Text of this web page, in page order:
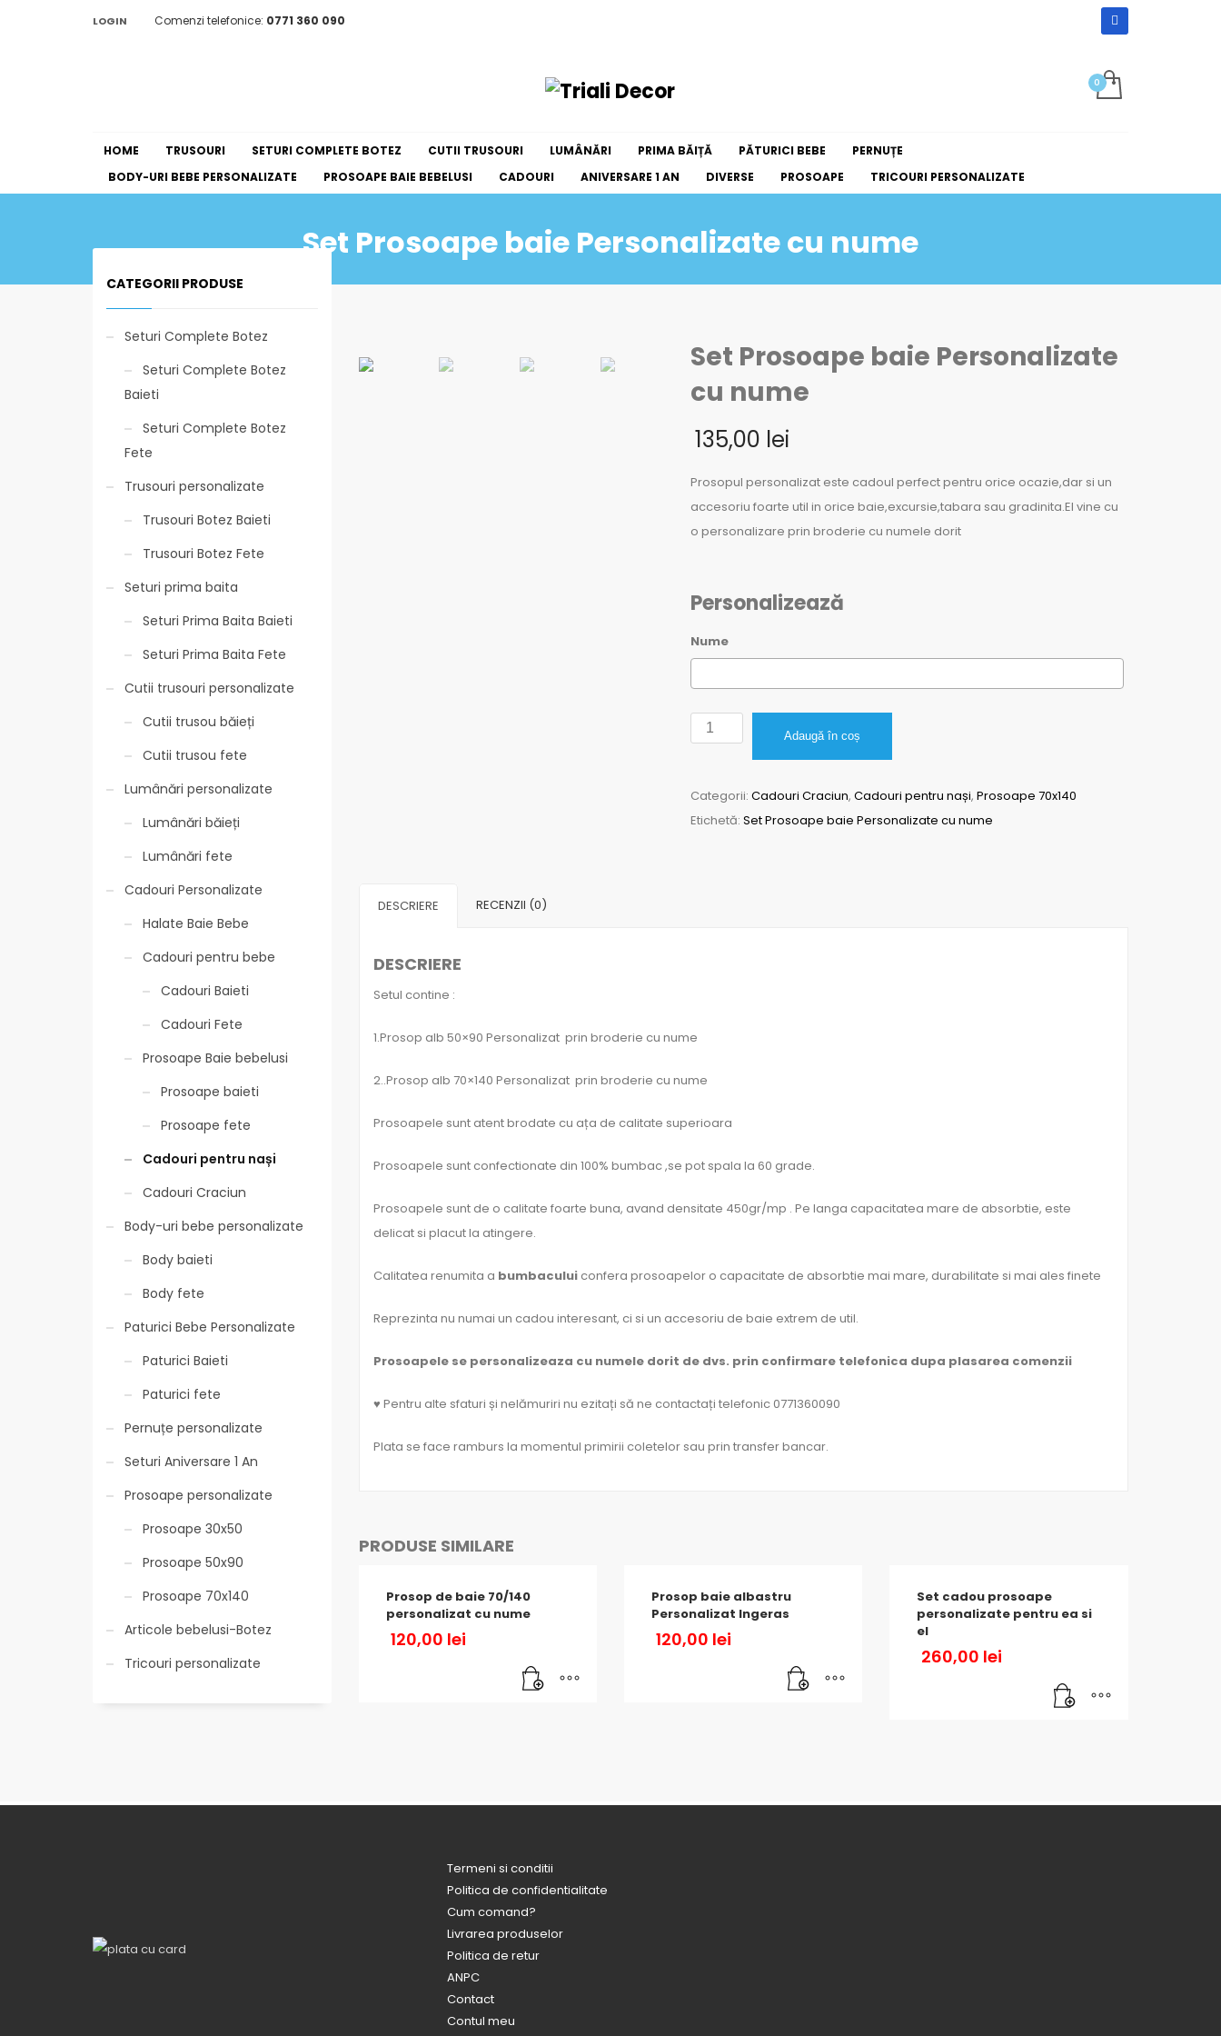
LOGIN Comenzi telefonice: 0771 360 090
HOME TRUSOURI SETURI COMPLETE BOTEZ CUTII TRUSOURI LUMÂNĂRI PRIMA BĂIȚĂ PĂTURICI BEBE
PERNUȚE
BODY-URI BEBE PERSONALIZATE
PROSOAPE BAIE BEBELUSI CADOURI ANIVERSARE 1 AN DIVERSE PROSOAPE TRICOURI PERSONALIZATE
Set Prosoape baie Personalizate cu nume
Set Prosoape baie Personalizate
cu nume
135,00 lei
Prosopul personalizat este cadoul perfect pentru orice ocazie,dar si un
accesoriu foarte util in orice baie,excursie,tabara sau gradinita.El vine cu
o personalizare prin broderie cu numele dorit
Personalizează
Nume
Cantitate
Set
baie
Personalizate
Adaugă în coș
Categorii:Cadouri Craciun,Cadouri pentru nași,Prosoape 70x140
Etichetă:Set Prosoape baie Personalizate cu nume
DESCRIERE RECENZII (0)
DESCRIERE
Setul contine :
1.Prosop alb 50×90 Personalizat prin broderie cu nume
2..Prosop alb 70×140 Personalizat prin broderie cu nume
Prosoapele sunt atent brodate cu ața de calitate superioara
Prosoapele sunt confectionate din 100% bumbac ,se pot spala la 60 grade.
Prosoapele sunt de o calitate foarte buna, avand densitate 450gr/mp . Pe langa capacitatea mare de absorbtie, este
delicat si placut la atingere.
Calitatea renumita a bumbacului confera prosoapelor o capacitate de absorbtie mai mare, durabilitate si mai ales finete
Reprezinta nu numai un cadou interesant, ci si un accesoriu de baie extrem de util.
Prosoapele se personalizeaza cu numele dorit de dvs. prin confirmare telefonica dupa plasarea comenzii
♥ Pentru alte sfaturi și nelămuriri nu ezitați să ne contactați telefonic 0771360090
Plata se face ramburs la momentul primirii coletelor sau prin transfer bancar.
PRODUSE SIMILARE
Prosop de baie 70/140
personalizat cu nume
120,00 lei
Prosop baie albastru
Personalizat Ingeras
120,00 lei
Set cadou prosoape
personalizate pentru ea si
el
260,00 lei
CATEGORII PRODUSE
Seturi Complete Botez
Seturi Complete Botez
Baieti
Seturi Complete Botez
Fete
Trusouri personalizate
Trusouri Botez Baieti
Trusouri Botez Fete
Seturi prima baita
Seturi Prima Baita Baieti
Seturi Prima Baita Fete
Cutii trusouri personalizate
Cutii trusou băieți
Cutii trusou fete
Lumânări personalizate
Lumânări băieți
Lumânări fete
Cadouri Personalizate
Halate Baie Bebe
Cadouri pentru bebe
Cadouri Baieti
Cadouri Fete
Prosoape Baie bebelusi
Prosoape baieti
Prosoape fete
Cadouri pentru nași
Cadouri Craciun
Body-uri bebe personalizate
Body baieti
Body fete
Paturici Bebe Personalizate
Paturici Baieti
Paturici fete
Pernuțe personalizate
Seturi Aniversare 1 An
Prosoape personalizate
Prosoape 30x50
Prosoape 50x90
Prosoape 70x140
Articole bebelusi-Botez
Tricouri personalizate
Termeni si conditii
Politica de confidentialitate
Cum comand?
Livrarea produselor
Politica de retur
ANPC
Contact
Contul meu